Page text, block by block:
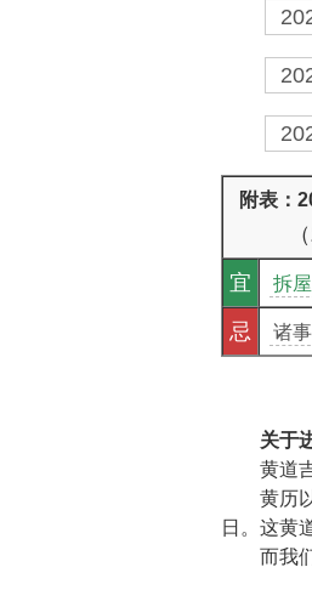
附表：
宜
拆屋
忌
诸
关于
黄道
黄历
日。这黄
而我